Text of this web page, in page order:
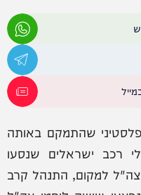
שהתמקם באותה
רכב ישראלים שנסעו
למקום, התנהל קרב